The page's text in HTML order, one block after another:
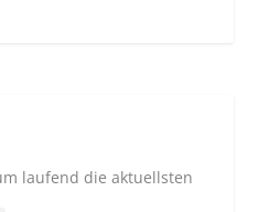
laufend die aktuellsten